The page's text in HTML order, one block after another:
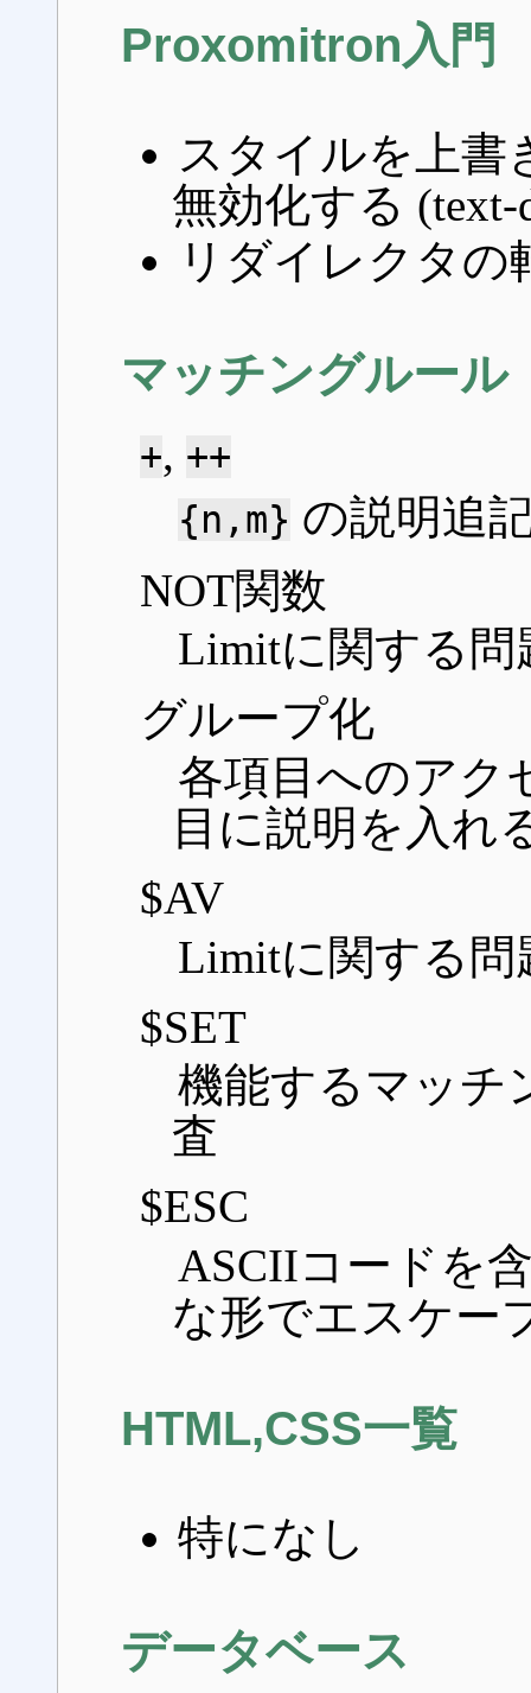
Proxomitron入門
スタイルを上書
無効化する (text-
リダイレクタの
マッチングルール
+, ++
{n,m} の説明追
NOT関数
Limitに関する問
グループ化
各項目へのアク
目に説明を入れ
$AV
Limitに関する問
$SET
機能するマッチ
査
$ESC
ASCIIコードを
な形でエスケー
HTML,CSS一覧
特になし
データベース